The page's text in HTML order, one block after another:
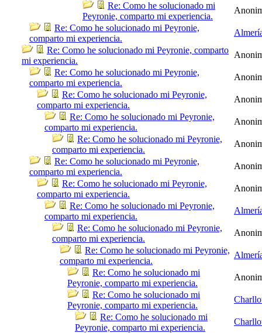
Re: Como he solucionado mi
Peyronie, comparto mi experiencia.
Re: Como he solucionado mi Peyronie,
comparto mi experiencia.
Re: Como he solucionado mi Peyronie, comparto
mi experiencia.
Re: Como he solucionado mi Peyronie,
comparto mi experiencia.
Re: Como he solucionado mi Peyronie,
comparto mi experiencia.
Re: Como he solucionado mi Peyronie,
comparto mi experiencia.
Re: Como he solucionado mi Peyronie,
comparto mi experiencia.
Re: Como he solucionado mi Peyronie,
comparto mi experiencia.
Re: Como he solucionado mi Peyronie,
comparto mi experiencia.
Re: Como he solucionado mi Peyronie,
comparto mi experiencia.
Re: Como he solucionado mi Peyronie,
comparto mi experiencia.
Re: Como he solucionado mi Peyronie,
comparto mi experiencia.
Re: Como he solucionado mi
Peyronie, comparto mi experiencia.
Re: Como he solucionado mi
Peyronie, comparto mi experiencia.
Re: Como he solucionado mi
Peyronie, comparto mi experiencia.